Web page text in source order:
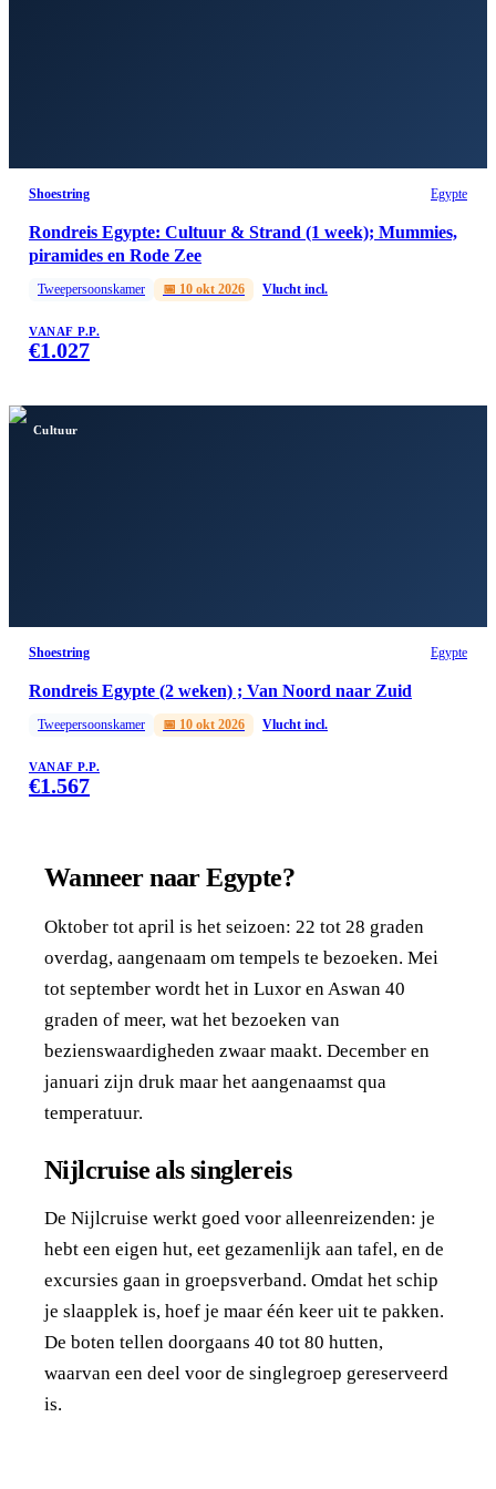
Shoestring Egypte
Rondreis Egypte: Cultuur & Strand (1 week); Mummies,
piramides en Rode Zee
Tweepersoonskamer 📅 10 okt 2026 Vlucht incl.
VANAF P.P.
€1.027
Cultuur
Shoestring Egypte
Rondreis Egypte (2 weken) ; Van Noord naar Zuid
Tweepersoonskamer 📅 10 okt 2026 Vlucht incl.
VANAF P.P.
€1.567
Wanneer naar Egypte?
Oktober tot april is het seizoen: 22 tot 28 graden
overdag, aangenaam om tempels te bezoeken. Mei
tot september wordt het in Luxor en Aswan 40
graden of meer, wat het bezoeken van
bezienswaardigheden zwaar maakt. December en
januari zijn druk maar het aangenaamst qua
temperatuur.
Nijlcruise als singlereis
De Nijlcruise werkt goed voor alleenreizenden: je
hebt een eigen hut, eet gezamenlijk aan tafel, en de
excursies gaan in groepsverband. Omdat het schip
je slaapplek is, hoef je maar één keer uit te pakken.
De boten tellen doorgaans 40 tot 80 hutten,
waarvan een deel voor de singlegroep gereserveerd
is.